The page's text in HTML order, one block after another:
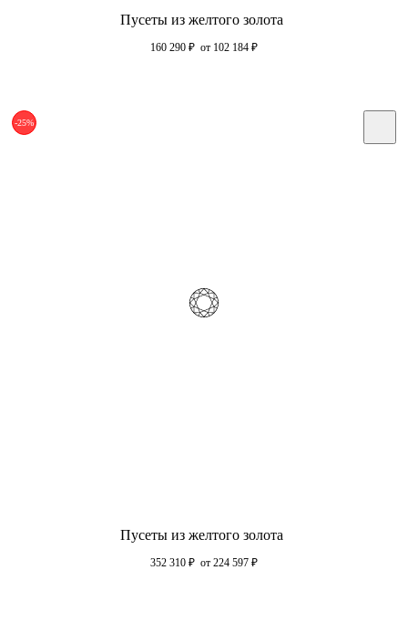
Пусеты из желтого золота
160 290 ₽ от 102 184 ₽
-25%
Пусеты из желтого золота
352 310 ₽ от 224 597 ₽